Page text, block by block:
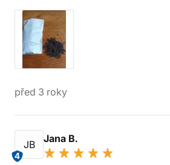
před 3 roky
JB
4
Jana B.